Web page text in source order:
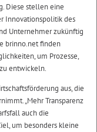
Diese stellen eine
Innovationspolitik des
Unternehmer zukünftig
brinno.net finden
um Prozesse,
entwickeln.
aus, die
„Mehr Transparenz
auch die
um besonders kleine